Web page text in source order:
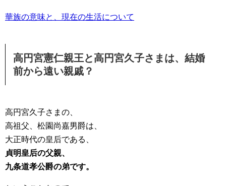
華族の意味と、現在の生活について
高円宮憲仁親王と高円宮久子さまは、結婚
前から遠い親戚？
高円宮久子さまの、
高祖父、松園尚嘉男爵は、
大正時代の皇后である、
貞明皇后の父親、
九条道孝公爵の弟です。